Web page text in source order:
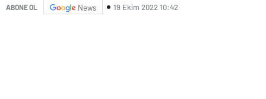
ABONE OL News 19 Ekim 2022 10:42